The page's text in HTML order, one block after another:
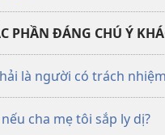
PHẦN ĐÁNG CHÚ Ý
là người có trách
cha mẹ tôi sắp ly dị?